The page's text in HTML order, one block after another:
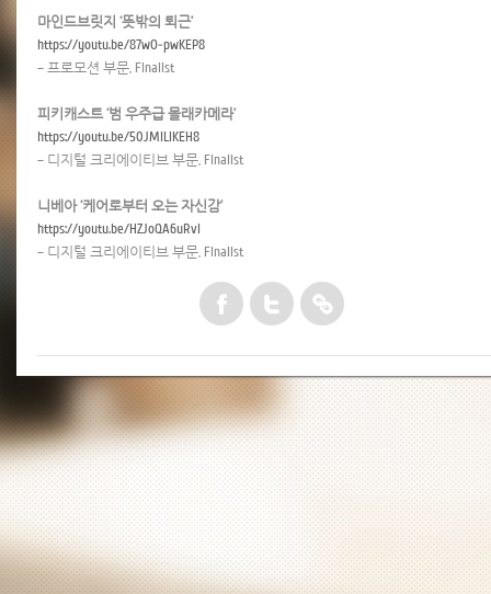
마인드브릿지 ‘뜻밖의 퇴근’
https://youtu.be/87wO-pwKEP8
– 프로모션 부문, Finalist
피키캐스트 ‘범 우주급 몰래카메라’
https://youtu.be/50JMlLIKEH8
– 디지털 크리에이티브 부문, Finalist
니베아 ‘케어로부터 오는 자신감’
https://youtu.be/HZJoQA6uRvI
– 디지털 크리에이티브 부문, Finalist